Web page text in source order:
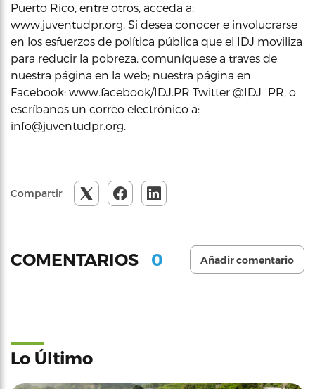
Puerto Rico, entre otros, acceda a:
www.juventudpr.org. Si desea conocer e involucrarse
en los esfuerzos de política pública que el IDJ moviliza
para reducir la pobreza, comuníquese a traves de
nuestra página en la web; nuestra página en
Facebook: www.facebook/IDJ.PR Twitter @IDJ_PR, o
escríbanos un correo electrónico a:
info@juventudpr.org.
Compartir
COMENTARIOS 0 Añadir comentario
Lo Último